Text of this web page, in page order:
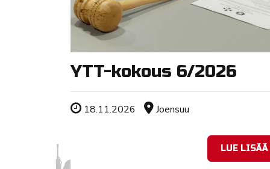
YTT-kokous 6/2026
Tapahtuman ajankohta
18.11.2026 Sijainti
Joensuu
LUE LISÄÄ